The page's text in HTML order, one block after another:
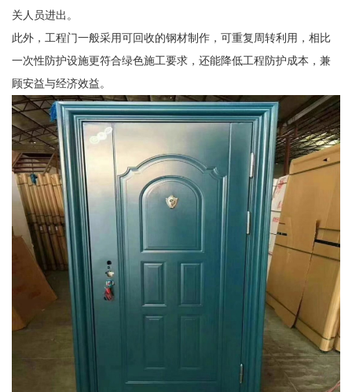
关人员进出。
此外，工程门一般采用可回收的钢材制作，可重复周转利用，相比
一次性防护设施更符合绿色施工要求，还能降低工程防护成本，兼
顾安益与经济效益。